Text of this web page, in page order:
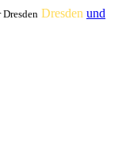
Dresden und